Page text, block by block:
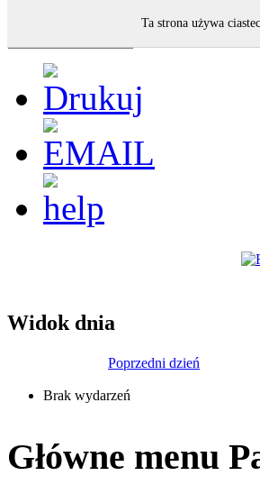
Widok dnia
Poprzedni dzień
Brak wydarzeń
Główne menu
Ta strona używa